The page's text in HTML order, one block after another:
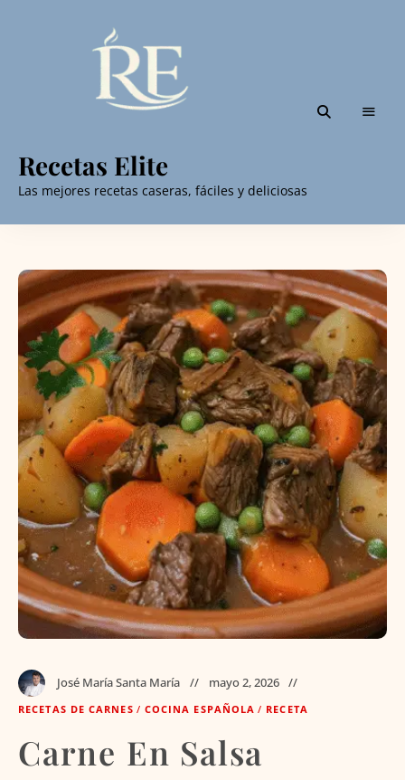
Recetas Elite
Las mejores recetas caseras, fáciles y deliciosas
José María Santa María mayo 2, 2026
RECETAS DE CARNES / COCINA ESPAÑOLA / RECETA
Carne En Salsa